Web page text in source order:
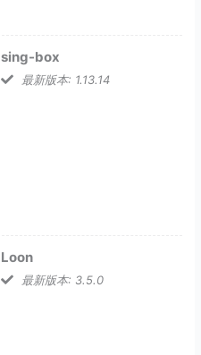
sing-box
最新版本: 1.13.14
Loon
最新版本: 3.5.0